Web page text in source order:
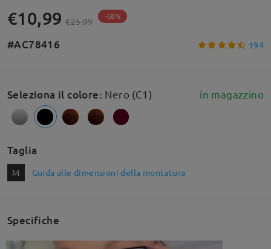
€10,99 €25,99 -58%
#AC78416 194
Seleziona il colore: Nero (C1) in magazzino
Taglia
M Guida alle dimensioni della montatura
Specifiche